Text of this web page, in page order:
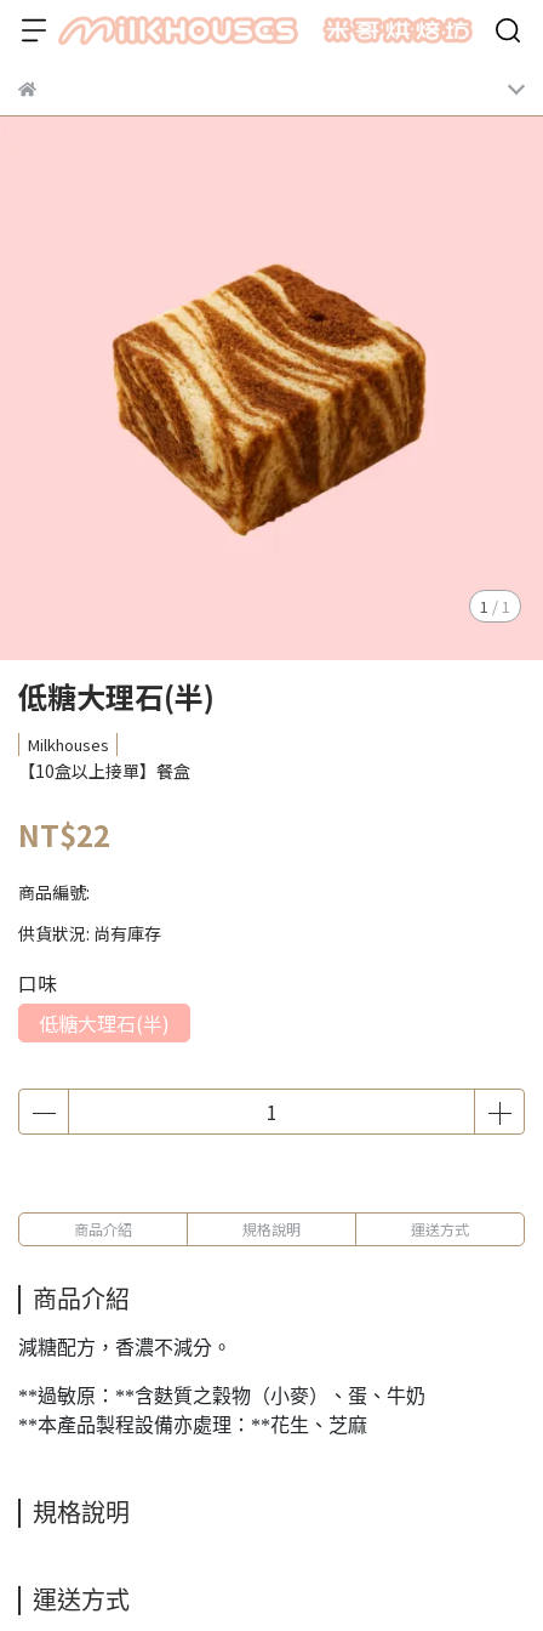
1 / 1
低糖大理石(半)
Milkhouses
【10盒以上接單】餐盒
NT$22
商品編號:
供貨狀況: 尚有庫存
口味
低糖大理石(半)
商品介紹 規格說明 運送方式
商品介紹
減糖配方，香濃不減分。
**過敏原：**含麩質之穀物（小麥）、蛋、牛奶
**本產品製程設備亦處理：**花生、芝麻
規格說明
運送方式